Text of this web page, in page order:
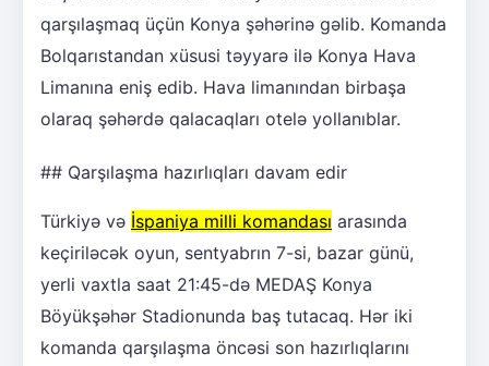
qarşılaşmaq üçün Konya şəhərinə gəlib. Komanda
Bolqarıstandan xüsusi təyyarə ilə Konya Hava
Limanına eniş edib. Hava limanından birbaşa
olaraq şəhərdə qalacaqları otelə yollanıblar.
## Qarşılaşma hazırlıqları davam edir
Türkiyə və İspaniya milli komandası arasında
keçiriləcək oyun, sentyabrın 7-si, bazar günü,
yerli vaxtla saat 21:45-də MEDAŞ Konya
Böyükşəhər Stadionunda baş tutacaq. Hər iki
komanda qarşılaşma öncəsi son hazırlıqlarını